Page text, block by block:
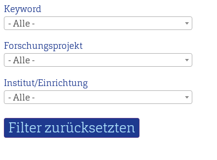
Keyword
- Alle -
Forschungsprojekt
- Alle -
Institut/Einrichtung
- Alle -